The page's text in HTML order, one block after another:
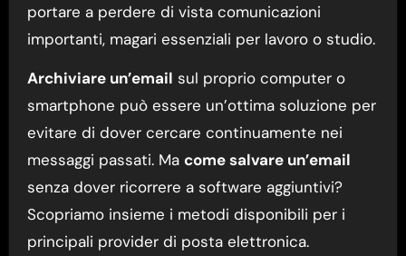
portare a perdere di vista comunicazioni
importanti, magari essenziali per lavoro o studio.
Archiviare un’email sul proprio computer o
smartphone può essere un’ottima soluzione per
evitare di dover cercare continuamente nei
messaggi passati. Ma come salvare un’email
senza dover ricorrere a software aggiuntivi?
Scopriamo insieme i metodi disponibili per i
principali provider di posta elettronica.